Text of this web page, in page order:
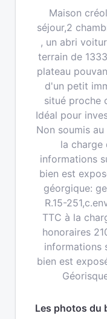
Maison
séjour,2
, un abri
terrain de
plateau
d'un petit
situé proche
Idéal pour
Non soumis
la charge
informations
bien est
géorgique:
R.15-
TTC à la
honoraires
informations
bien est
Les photos du